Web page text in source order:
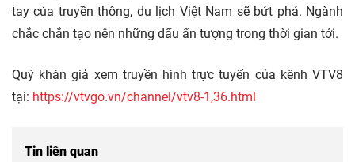
tay của truyền thông, du lịch Việt Nam sẽ bứt phá. Ngành
chắc chắn tạo nên những dấu ấn tượng trong thời gian tới.
Quý khán giả xem truyền hình trực tuyến của kênh VTV8
tại: https://vtvgo.vn/channel/vtv8-1,36.html
Tin liên quan